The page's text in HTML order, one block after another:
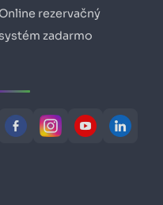
rezervačný
zadarmo